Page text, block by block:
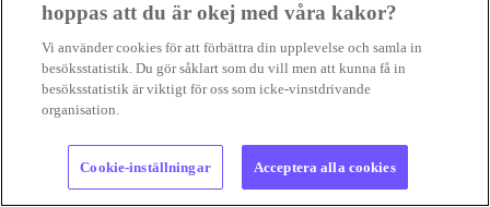
hoppas att du är okej med våra kakor?
Vi använder cookies för att förbättra din upplevelse och samla in
besöksstatistik. Du gör såklart som du vill men att kunna få in
besöksstatistik är viktigt för oss som icke-vinstdrivande
organisation.
Cookie-inställningar Acceptera alla cookies